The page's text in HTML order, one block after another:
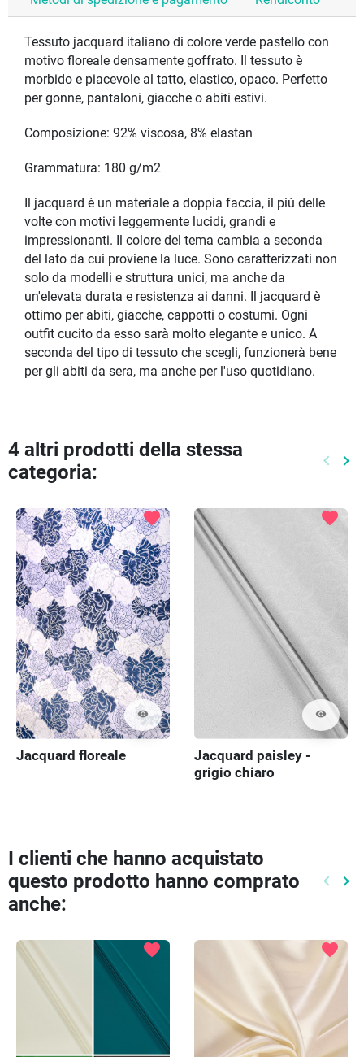
Tessuto jacquard italiano di colore verde pastello con
motivo floreale densamente goffrato. Il tessuto è
morbido e piacevole al tatto, elastico, opaco. Perfetto
per gonne, pantaloni, giacche o abiti estivi.
Composizione: 92% viscosa, 8% elastan
Grammatura: 180 g/m2
Il jacquard è un materiale a doppia faccia, il più delle
volte con motivi leggermente lucidi, grandi e
impressionanti. Il colore del tema cambia a seconda
del lato da cui proviene la luce. Sono caratterizzati non
solo da modelli e struttura unici, ma anche da
un'elevata durata e resistenza ai danni. Il jacquard è
ottimo per abiti, giacche, cappotti o costumi. Ogni
outfit cucito da esso sarà molto elegante e unico. A
seconda del tipo di tessuto che scegli, funzionerà bene
per gli abiti da sera, ma anche per l'uso quotidiano.
4 altri prodotti della stessa
categoria:
keyboard_arrow_left keyboard_arrow_right
visibility
favorite
Jacquard floreale
visibility
favorite
Jacquard paisley -
grigio chiaro
I clienti che hanno acquistato
questo prodotto hanno comprato
anche:
keyboard_arrow_left keyboard_arrow_right
favorite favorite